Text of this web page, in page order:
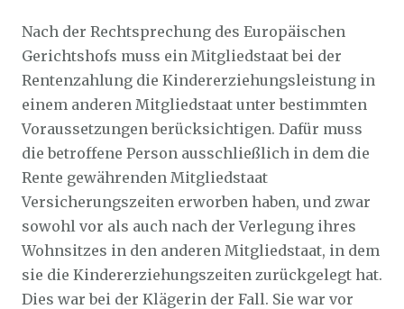
Nach der Rechtsprechung des Europäischen
Gerichtshofs muss ein Mitgliedstaat bei der
Rentenzahlung die Kindererziehungsleistung in
einem anderen Mitgliedstaat unter bestimmten
Voraussetzungen berücksichtigen. Dafür muss
die betroffene Person ausschließlich in dem die
Rente gewährenden Mitgliedstaat
Versicherungszeiten erworben haben, und zwar
sowohl vor als auch nach der Verlegung ihres
Wohnsitzes in den anderen Mitgliedstaat, in dem
sie die Kindererziehungszeiten zurückgelegt hat.
Dies war bei der Klägerin der Fall. Sie war vor